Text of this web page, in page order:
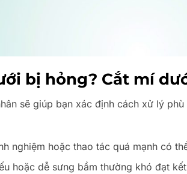
bị hỏng? Cắt mí
sẽ giúp bạn xác định cách xử lý
nghiệm hoặc thao tác quá mạnh có
hoặc dễ sưng bầm thường khó đạt